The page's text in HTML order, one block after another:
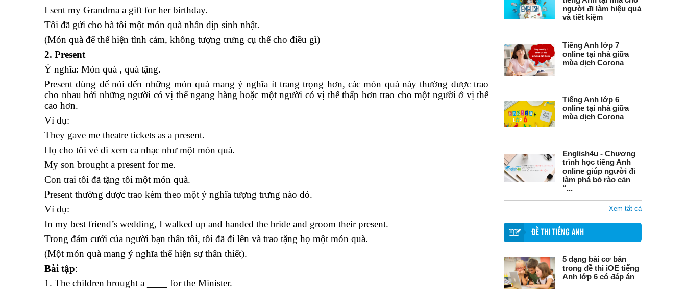
người đi làm hiệu quả
và tiết kiệm
Tiếng Anh lớp 7
online tại nhà giữa
mùa dịch Corona
Tiếng Anh lớp 6
online tại nhà giữa
mùa dịch Corona
English4u - Chương
trình học tiếng Anh
online giúp người đi
làm phá bỏ rào cản
“...
Xem tất cả
ĐỀ THI TIẾNG ANH
5 dạng bài cơ bản
trong đề thi iOE tiếng
Anh lớp 6 có đáp án
I sent my Grandma a gift for her birthday.
Tôi đã gửi cho bà tôi một món quà nhân dịp sinh nhật.
(Món quà để thể hiện tình cảm, không tượng trưng cụ thể cho điều gì)
2. Present
Ý nghĩa: Món quà , quà tặng.
Present dùng để nói đến những món quà mang ý nghĩa ít trang trọng hơn, các món quà này thường được trao
cho nhau bởi những người có vị thế ngang hàng hoặc một người có vị thế thấp hơn trao cho một người ở vị thế
cao hơn.
Ví dụ:
They gave me theatre tickets as a present.
Họ cho tôi vé đi xem ca nhạc như một món quà.
My son brought a present for me.
Con trai tôi đã tặng tôi một món quà.
Present thường được trao kèm theo một ý nghĩa tượng trưng nào đó.
Ví dụ:
In my best friend’s wedding, I walked up and handed the bride and groom their present.
Trong đám cưới của người bạn thân tôi, tôi đã đi lên và trao tặng họ một món quà.
(Một món quà mang ý nghĩa thể hiện sự thân thiết).
Bài tập:
1. The children brought a ____ for the Minister.